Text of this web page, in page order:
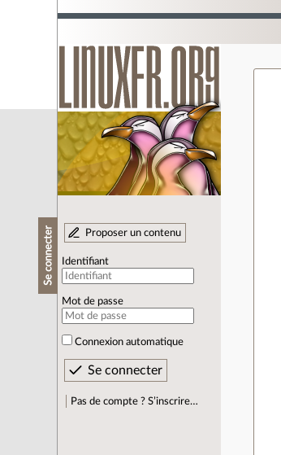
Se connecter Proposer un contenu
Identifiant
Mot de passe
Connexion automatique
Pas de compte ? S’inscrire…